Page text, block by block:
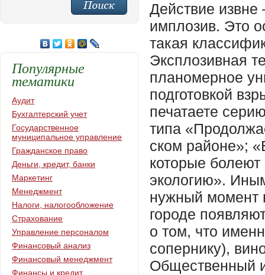
Действие
имплозив. Это
такая
Эксплозивная
планомерное
подготовкой
печатаете
типа
ском районе»;
которые
экологию».
нужный момент
городе
о том, что
сопернику),
Общественный
Популярные
тематики
Аудит
Бухгалтерский учет
Государственное
муниципальное управление
Гражданское право
Деньги, кредит, банки
Маркетинг
Менеджмент
Налоги, налогообложение
Страхование
Управление персоналом
Финансовый анализ
Финансовый менеджмент
Финансы и кредит